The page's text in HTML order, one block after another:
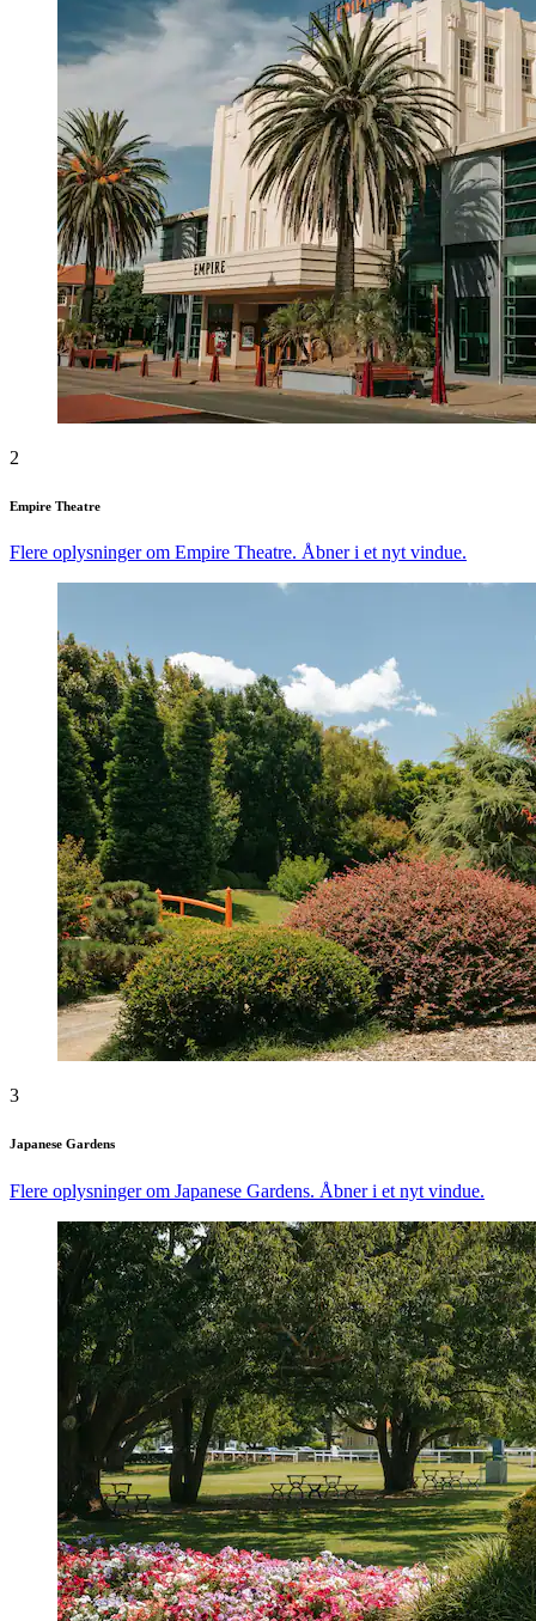
2
Empire Theatre
Flere oplysninger om Empire Theatre. Åbner i et nyt vindue.
3
Japanese Gardens
Flere oplysninger om Japanese Gardens. Åbner i et nyt vindue.